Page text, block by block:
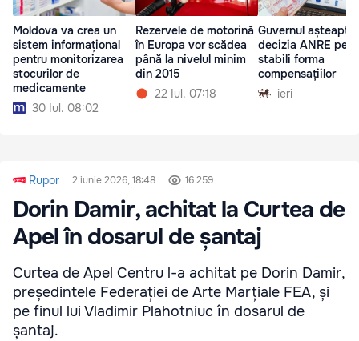
Moldova va crea un
sistem informațional
pentru monitorizarea
stocurilor de
medicamente
30 Iul. 08:02
Rezervele de motorină
în Europa vor scădea
până la nivelul minim
din 2015
22 Iul. 07:18
Guvernul așteaptă
decizia ANRE
stabili forma
compensațiilor
ieri
Rupor 2 iunie 2026, 18:48 16 259
Dorin Damir, achitat la Curtea de
Apel în dosarul de șantaj
Curtea de Apel Centru l-a achitat pe Dorin Damir,
președintele Federației de Arte Marțiale FEA, și
pe finul lui Vladimir Plahotniuc în dosarul de
șantaj.